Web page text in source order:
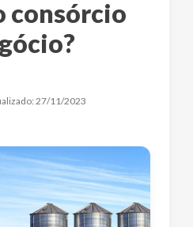
consórcio
27/11/2023